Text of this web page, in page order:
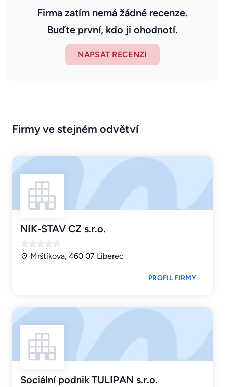
Firma zatím nemá žádné recenze.
Buďte první, kdo ji ohodnotí.
NAPSAT RECENZI
Firmy ve stejném odvětví
NIK-STAV CZ s.r.o.
Mrštíkova, 460 07 Liberec
PROFIL FIRMY
Sociální podnik TULIPAN s.r.o.